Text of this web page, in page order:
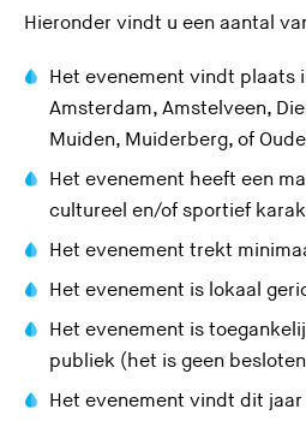
Hieronder vindt u een aantal
Het evenement vindt plaats
Amsterdam, Amstelveen,
Muiden, Muiderberg, of
Het evenement heeft een
cultureel en/of sportief
Het evenement trekt
Het evenement is lokaal
Het evenement is
publiek (het is geen
Het evenement vindt dit